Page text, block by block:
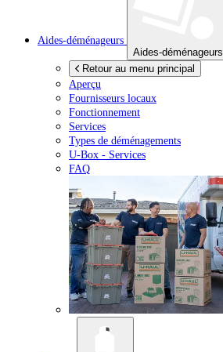
Aides-déménageurs
Aides-déménageurs
Retour au menu principal
Aperçu
Fournisseurs locaux
Fonctionnement
Services
Types de déménagements
U-Box - Services
FAQ